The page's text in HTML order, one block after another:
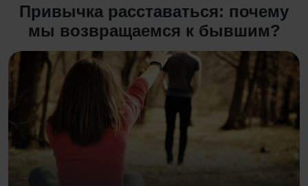
Привычка расставаться: почему
мы возвращаемся к бывшим?